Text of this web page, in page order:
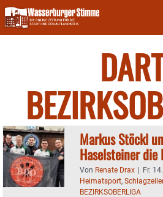
Skip
to
content
Markus Stöckl
Haselsteiner die
Von Renate Drax | Fr.
Heimatsport,
BEZIRKSOBERLIGA